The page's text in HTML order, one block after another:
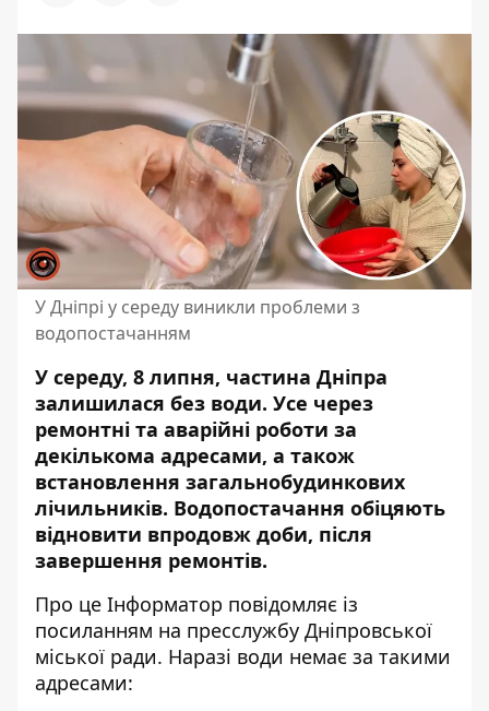
У Дніпрі у середу виникли проблеми з
водопостачанням
У середу, 8 липня, частина Дніпра
залишилася без води. Усе через
ремонтні та аварійні роботи за
декількома адресами, а також
встановлення загальнобудинкових
лічильників. Водопостачання обіцяють
відновити впродовж доби, після
завершення ремонтів.
Про це Інформатор повідомляє із
посиланням на пресслужбу Дніпровської
міської ради. Наразі води немає за такими
адресами: